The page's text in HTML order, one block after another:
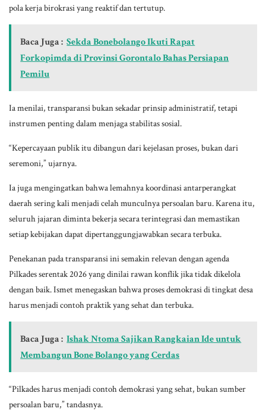
pola kerja birokrasi yang reaktif dan tertutup.
Baca Juga : Sekda Bonebolango Ikuti Rapat
Forkopimda di Provinsi Gorontalo Bahas Persiapan
Pemilu
Ia menilai, transparansi bukan sekadar prinsip administratif, tetapi
instrumen penting dalam menjaga stabilitas sosial.
“Kepercayaan publik itu dibangun dari kejelasan proses, bukan dari
seremoni,” ujarnya.
Ia juga mengingatkan bahwa lemahnya koordinasi antarperangkat
daerah sering kali menjadi celah munculnya persoalan baru. Karena itu,
seluruh jajaran diminta bekerja secara terintegrasi dan memastikan
setiap kebijakan dapat dipertanggungjawabkan secara terbuka.
Penekanan pada transparansi ini semakin relevan dengan agenda
Pilkades serentak 2026 yang dinilai rawan konflik jika tidak dikelola
dengan baik. Ismet menegaskan bahwa proses demokrasi di tingkat desa
harus menjadi contoh praktik yang sehat dan terbuka.
Baca Juga : Ishak Ntoma Sajikan Rangkaian Ide untuk
Membangun Bone Bolango yang Cerdas
“Pilkades harus menjadi contoh demokrasi yang sehat, bukan sumber
persoalan baru,” tandasnya.